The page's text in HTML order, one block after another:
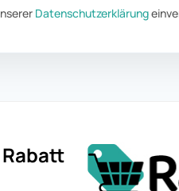
Datenschutzerklärung